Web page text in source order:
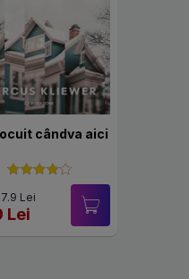
cândva aici
Lei
Lei